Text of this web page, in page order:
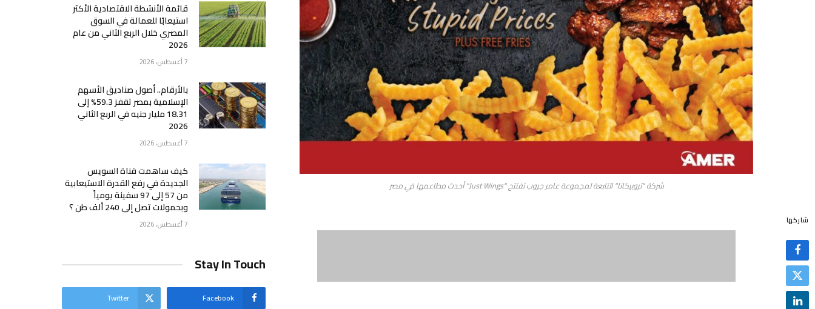
شركة "تروبيكانا" التابعة لمجموعة عامر جروب تفتتح "Just Wings" أحدث مطاعمها في مصر
شاركها
قائمة الأنشطة الاقتصادية الأكثر
استيعابًا للعمالة في السوق
المصري خلال الربع الثاني من عام
2026
7 أغسطس، 2026
بالأرقام.. أصول صناديق الأسهم
الإسلامية بمصر تقفز 59.3% إلى
18.31 مليار جنيه في الربع الثاني
2026
7 أغسطس، 2026
كيف ساهمت قناة السويس
الجديدة في رفع القدرة الاستيعابية
من 57 إلى 97 سفينة يومياً
وبحمولات تصل إلى 240 ألف طن ؟
7 أغسطس، 2026
Stay In Touch
Facebook
Twitter